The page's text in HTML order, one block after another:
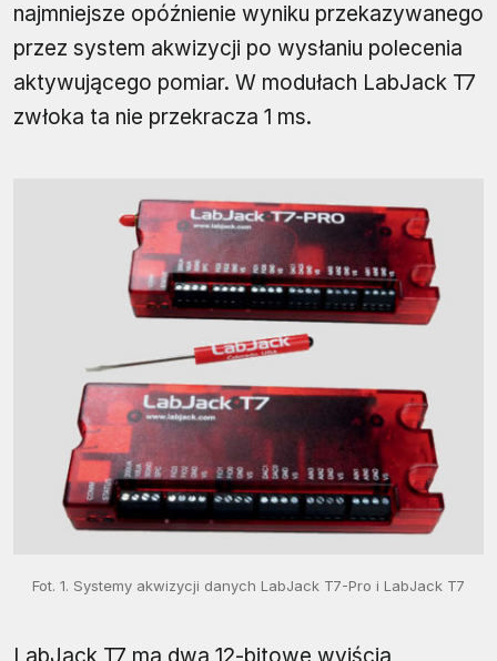
najmniejsze opóźnienie wyniku przekazywanego
przez system akwizycji po wysłaniu polecenia
aktywującego pomiar. W modułach LabJack T7
zwłoka ta nie przekracza 1 ms.
Fot. 1. Systemy akwizycji danych LabJack T7-Pro i LabJack T7